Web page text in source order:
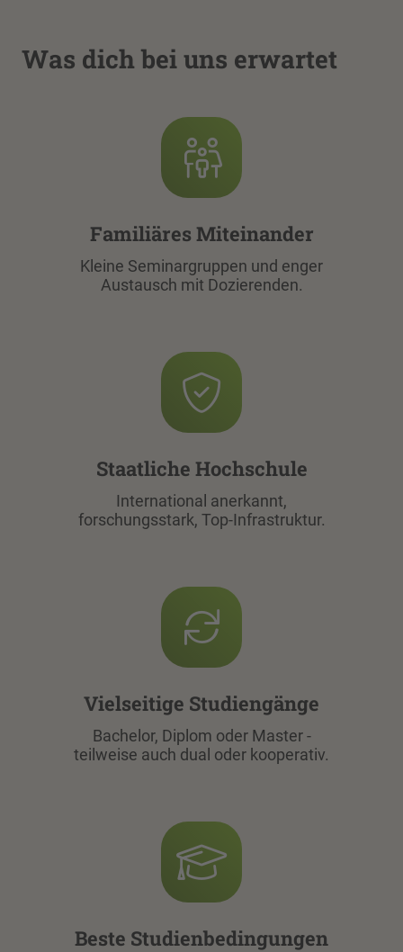
Was dich bei uns erwartet
Familiäres Miteinander
Kleine Seminargruppen und enger
Austausch mit Dozierenden.
Staatliche Hochschule
International anerkannt,
forschungsstark, Top-Infrastruktur.
Vielseitige Studiengänge
Bachelor, Diplom oder Master -
teilweise auch dual oder kooperativ.
Beste Studienbedingungen